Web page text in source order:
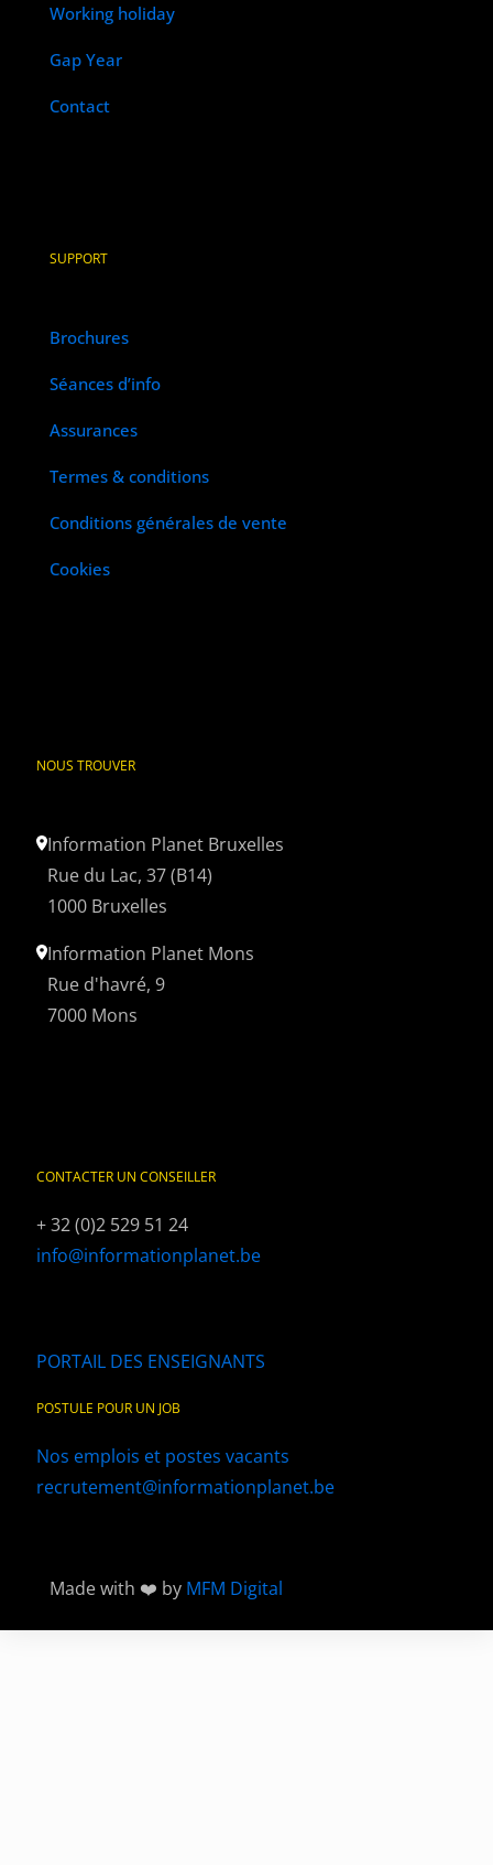
Working holiday
Gap Year
Contact
SUPPORT
Brochures
Séances d’info
Assurances
Termes & conditions
Conditions générales de vente
Cookies
NOUS TROUVER
Information Planet Bruxelles
Rue du Lac, 37 (B14)
1000 Bruxelles
Information Planet Mons
Rue d'havré, 9
7000 Mons
CONTACTER UN CONSEILLER
+ 32 (0)2 529 51 24
info@informationplanet.be
PORTAIL DES ENSEIGNANTS
POSTULE POUR UN JOB
Nos emplois et postes vacants
recrutement@informationplanet.be
Made with ❤️ by MFM Digital